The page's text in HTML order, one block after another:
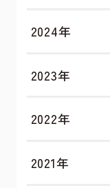
2024年
2023年
2022年
2021年